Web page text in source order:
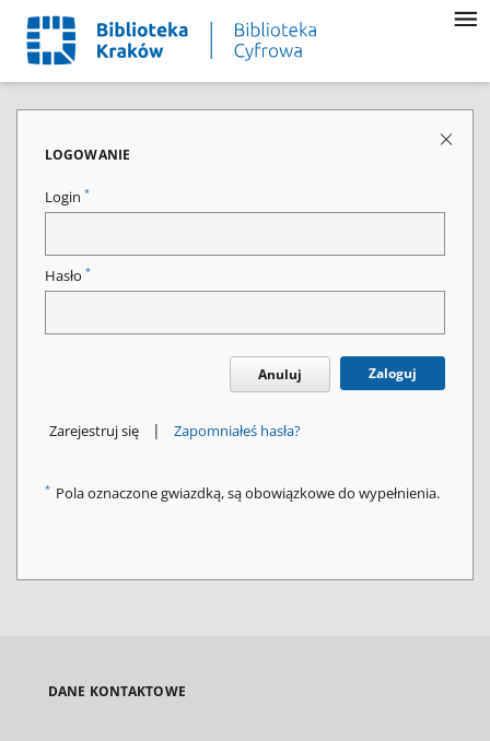
LOGOWANIE
Login *
Hasło *
Anuluj Zaloguj
Zarejestruj się | Zapomniałeś hasła?
* Pola oznaczone gwiazdką, są obowiązkowe do wypełnienia.
DANE KONTAKTOWE